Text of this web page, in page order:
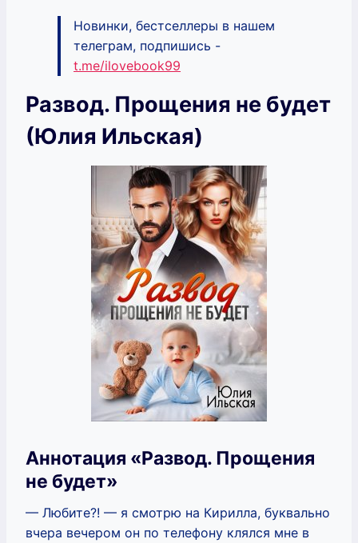
Новинки, бестселлеры в нашем
телеграм, подпишись -
t.me/ilovebook99
Развод. Прощения не будет
(Юлия Ильская)
Аннотация «Развод. Прощения
не будет»
— Любите?! — я смотрю на Кирилла, буквально
вчера вечером он по телефону клялся мне в